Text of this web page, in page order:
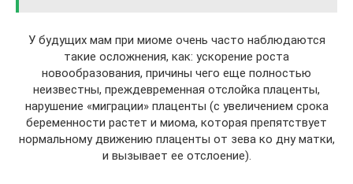
У будущих мам при миоме очень часто наблюдаются
такие осложнения, как: ускорение роста
новообразования, причины чего еще полностью
неизвестны, преждевременная отслойка плаценты,
нарушение «миграции» плаценты (с увеличением срока
беременности растет и миома, которая препятствует
нормальному движению плаценты от зева ко дну матки,
и вызывает ее отслоение).